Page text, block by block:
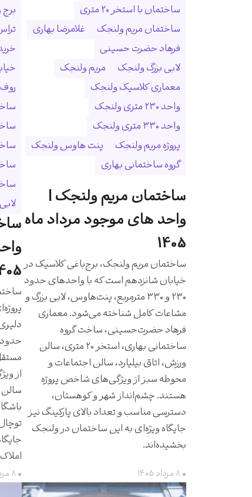
ساختمان با استخر ۲۰ متری
ساختمان مریم ولنجک
غلامرضا بهاری
فرهاد حضرت حسینی
لابی بزرگ ولنجک
مریم ولنجک
معماری کلاسیک ولنجک
واحد ۲۳۰ متری ولنجک
واحد ۳۳۰ متری ولنجک
پروژه مریم ولنجک
پنت هاوس ولنجک
گروه ساختمانی بهاری
ساختمان مریم ولنجک |
واحد های موجود مرداد ماه
1405
ساختمان مریم ولنجک، برج‌باغی کلاسیک در
خیابان شانزدهم است که با واحدهای حدود
۲۳۰ و ۳۳۰ مترمربع، پنت‌هاوس، لابی بزرگ و
مشاعات کامل شناخته می‌شود. معماری
فرهاد حضرت‌حسینی، ساخت گروه
ساختمانی بهاری، استخر ۲۰ متری، سالن
ورزش، اتاق بیلیارد، سالن اجتماعات و
محوطه سبز از ویژگی‌های شاخص پروژه
هستند. چشم‌انداز شهر و کوهستان،
دسترسی مناسب و تعداد بالای پارکینگ نیز
جایگاه ویژه‌ای به این ساختمان در ولنجک
بخشیده‌اند.
• ۸ مرداد ۱۴۰۵
برج
لابی ۶۰۰ متری
از
سالن
• ۸ مرداد ۱۴۰۵